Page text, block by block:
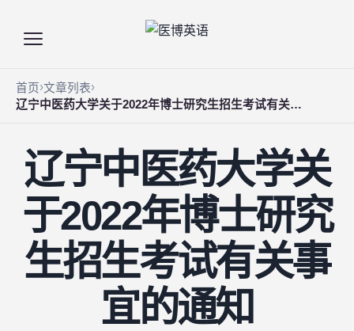
首页 文章列表
辽宁中医药大学关于2022年博士研究生招生考试有关事宜的通知
辽宁中医药大学关
于2022年博士研究
生招生考试有关事
宜的通知